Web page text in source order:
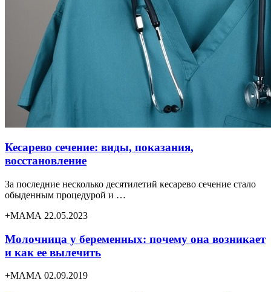
Кесарево сечение: виды, показания,
восстановление
За последние несколько десятилетий кесарево сечение стало
обыденным процедурой и …
+МАМА 22.05.2023
Молочница у беременных: почему она возникает
и как ее вылечить
+МАМА 02.09.2019